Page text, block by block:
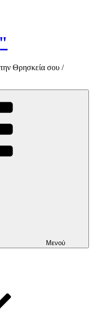
Θρησκεία σου /
Μενού